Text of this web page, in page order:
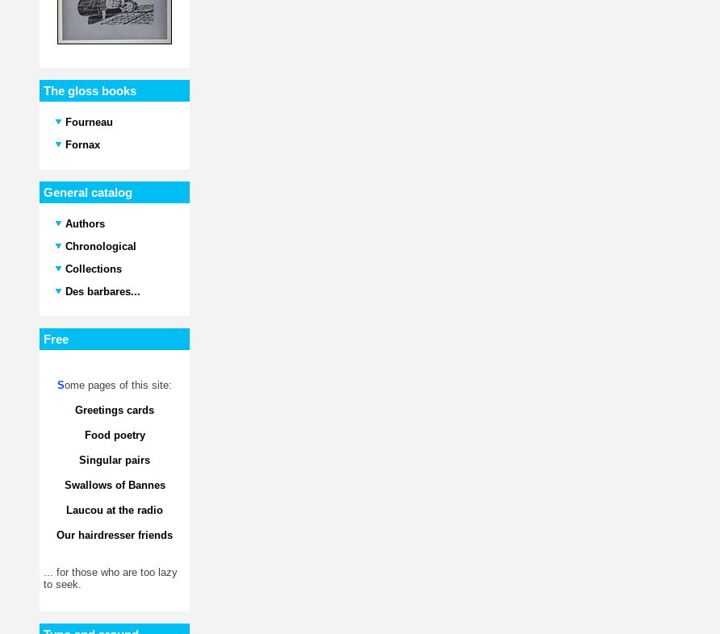
The gloss books
Fourneau
Fornax
General catalog
Authors
Chronological
Collections
Des barbares...
Free
Some pages of this site:
Greetings cards
Food poetry
Singular pairs
Swallows of Bannes
Laucou at the radio
Our hairdresser friends
... for those who are too lazy
to seek.